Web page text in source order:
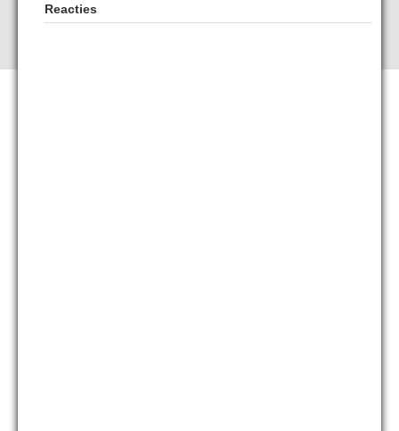
Reacties